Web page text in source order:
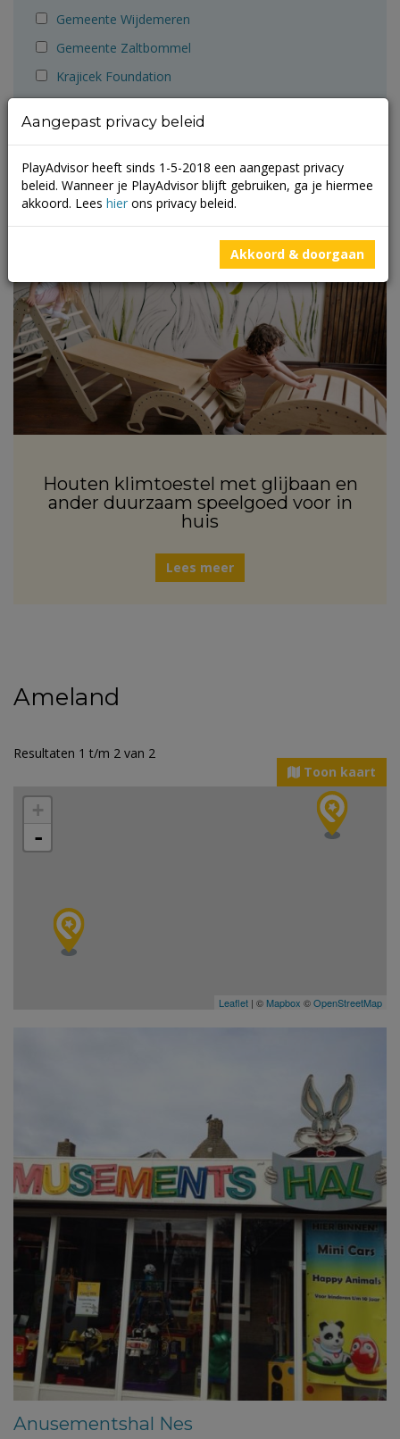
Gemeente Wijdemeren
Gemeente Zaltbommel
Krajicek Foundation
Playadvisor
ZB1
Blog
Houten klimtoestel met glijbaan en
ander duurzaam speelgoed voor in
huis
Lees meer
Ameland
Resultaten 1 t/m 2 van 2
Toon kaart
+
-
Leaflet | © Mapbox ©OpenStreetMap
Anusementshal Nes
Aangepast privacy beleid
PlayAdvisor heeft sinds 1-5-2018 een aangepast privacy
beleid. Wanneer je PlayAdvisor blijft gebruiken, ga je hiermee
akkoord. Lees hier ons privacy beleid.
Akkoord & doorgaan